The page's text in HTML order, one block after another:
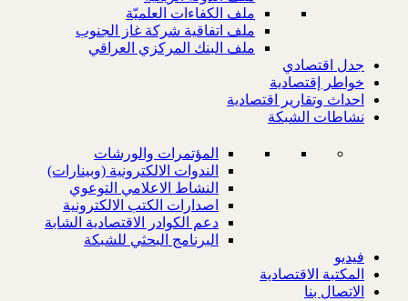
ملف الكفاءات العلميّة
ملف اتفاقية شركة غاز الجنوب
ملف البنك المركزي العراقي
جدل اقتصادي
خواطر إقتصادية
احداث وتقارير اقتصادية
نشاطات الشبكة
المؤتمرات والورشات
الندوات الالكترونية (وبينارات)
النشاط الاعلامي التوعوي
اصدارات الكتب الالكترونية
دعم الكوادر الاقتصادية الشابة
البرنامج البحثي للشبكة
فيديو
المكتبة الاقتصادية
الاتصال بنا